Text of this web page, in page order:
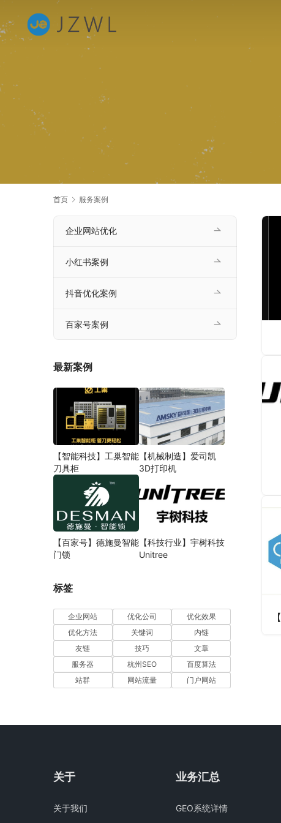
首页 服务案例
企业网站优化
小红书案例
抖音优化案例
百家号案例
最新案例
【智能科技】工巢智能
刀具柜
【机械制造】爱司凯
3D打印机
【百家号】德施曼智能
门锁
【科技行业】宇树科技
Unitree
标签
企业网站 优化公司
优化效果
优化方法
关键词
内链
友链
技巧
文章
服务器
杭州SEO
百度算法
站群
网站流量 门户网站
关于
关于我们
业务汇总
GEO系统详情